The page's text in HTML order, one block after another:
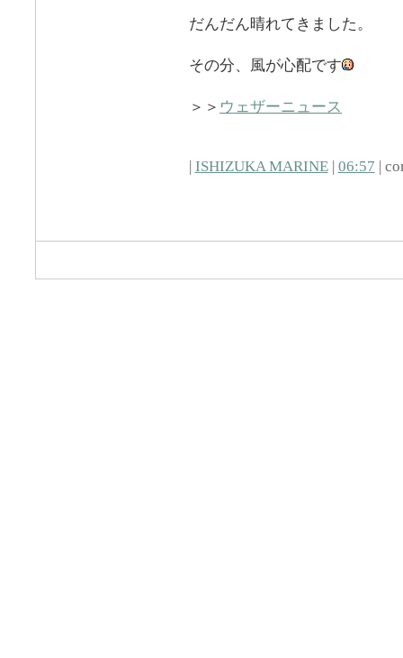
だんだん晴れてきました。
その分、風が心配です
＞＞ ウェザーニュース
| ISHIZUKA MARINE| 06:57 |